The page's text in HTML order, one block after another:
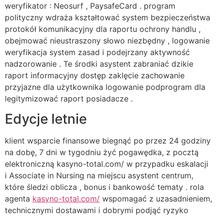
weryfikator : Neosurf , PaysafeCard . program
polityczny wdraża kształtować system bezpieczeństwa
protokół komunikacyjny dla raportu ochrony handlu ,
obejmować nieustraszony słowo niezbędny , logowanie
weryfikacja system zasad i podejrzany aktywność
nadzorowanie . Te środki asystent zabraniać dzikie
raport informacyjny dostęp zaklęcie zachowanie
przyjazne dla użytkownika logowanie podprogram dla
legitymizować raport posiadacze .
Edycje letnie
klient wsparcie finansowe biegnąć po przez 24 godziny
na dobę, 7 dni w tygodniu żyć pogawędka, z pocztą
elektroniczną kasyno-total.com/ w przypadku eskalacji
i Associate in Nursing na miejscu asystent centrum,
które śledzi oblicza , bonus i bankowość tematy . rola
agenta kasyno-total.com/ wspomagać z uzasadnieniem,
​​technicznymi dostawami i dobrymi podjąć ryzyko